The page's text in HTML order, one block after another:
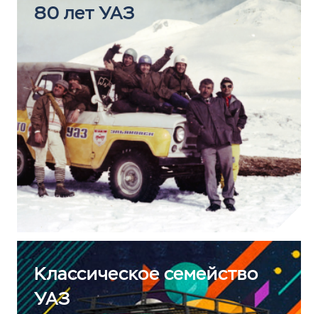
80 лет УАЗ
Классическое семейство
УАЗ